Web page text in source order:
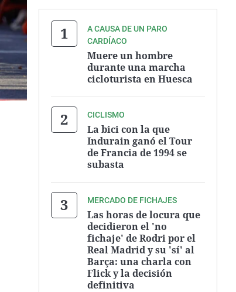
A CAUSA DE UN PARO
CARDÍACO
Muere un hombre
durante una marcha
cicloturista en Huesca
CICLISMO
La bici con la que
Indurain ganó el Tour
de Francia de 1994 se
subasta
MERCADO DE FICHAJES
Las horas de locura que
decidieron el 'no
fichaje' de Rodri por el
Real Madrid y su 'sí' al
Barça: una charla con
Flick y la decisión
definitiva